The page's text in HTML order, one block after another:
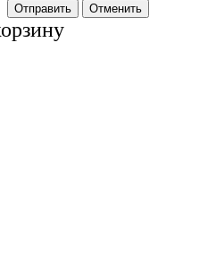
Отменить